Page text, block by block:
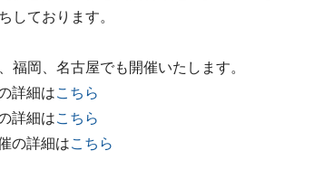
しております。
福岡、名古屋でも開催いたします。
詳細はこちら
詳細はこちら
の詳細はこちら